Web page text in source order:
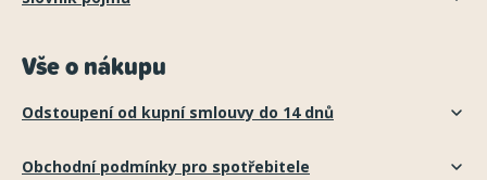
Vše o nákupu
Odstoupení od kupní smlouvy do 14 dnů
Obchodní podmínky pro spotřebitele